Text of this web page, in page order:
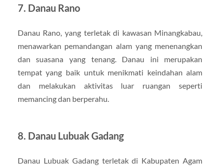
7. Danau Rano
Danau Rano, yang terletak di kawasan Minangkabau,
menawarkan pemandangan alam yang menenangkan
dan suasana yang tenang. Danau ini merupakan
tempat yang baik untuk menikmati keindahan alam
dan melakukan aktivitas luar ruangan seperti
memancing dan berperahu.
8. Danau Lubuak Gadang
Danau Lubuak Gadang terletak di Kabupaten Agam